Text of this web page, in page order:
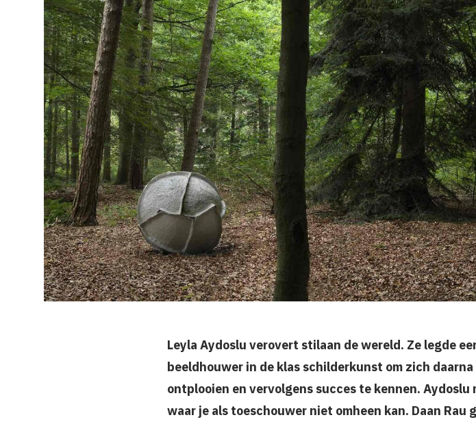
Leyla Aydoslu verovert stilaan de wereld. Ze legde
beeldhouwer in de klas schilderkunst om zich
ontplooien en vervolgens succes te kennen.
waar je als toeschouwer niet omheen kan. Daan Rau